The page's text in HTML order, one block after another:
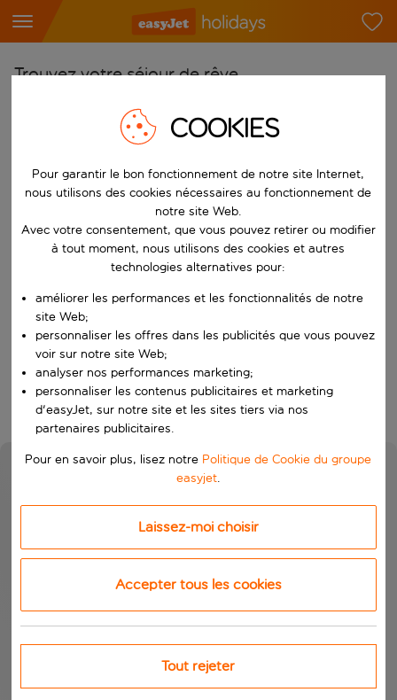
Trouvez votre séjour de rêve
Commencez à taper pour la saisie automatique. Lorsque les
Choisissez votre aéroport
Commencez à taper pour la saisie automatique. Lorsque les
Choisissez votre destination
Vers
Choisissez vos dates
Quand
Qui
Rechercher
COOKIES
Pour garantir le bon fonctionnement de notre site Internet,
nous utilisons des cookies nécessaires au fonctionnement de
notre site Web.
Avec votre consentement, que vous pouvez retirer ou modifier
à tout moment, nous utilisons des cookies et autres
technologies alternatives pour:
améliorer les performances et les fonctionnalités de notre
site Web;
personnaliser les offres dans les publicités que vous pouvez
voir sur notre site Web;
analyser nos performances marketing;
personnaliser les contenus publicitaires et marketing
d'easyJet, sur notre site et les sites tiers via nos
partenaires publicitaires.
Pour en savoir plus, lisez notre Politique de Cookie du groupe
easyjet.
Laissez-moi choisir
Accepter tous les cookies
Tout rejeter